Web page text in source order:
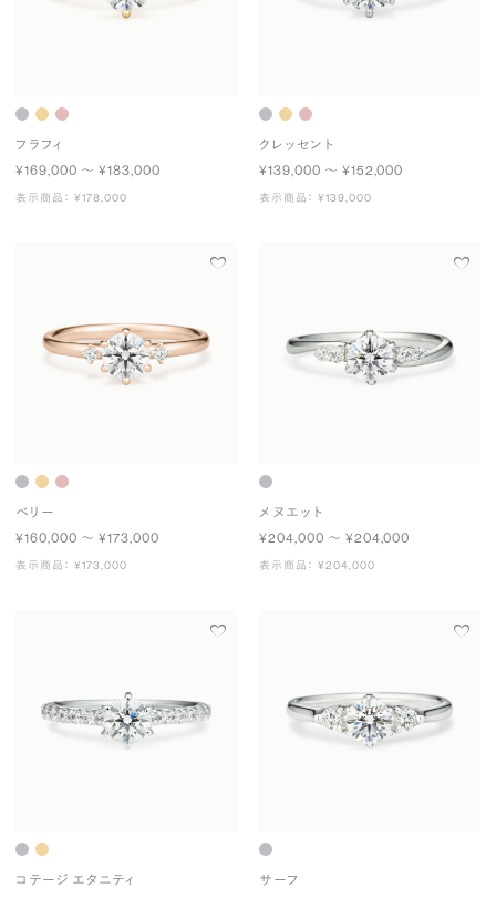
フラフィ
¥169,000 〜 ¥183,000
表示商品： ¥178,000
クレッセント
¥139,000 〜 ¥152,000
表示商品： ¥139,000
ベリー
¥160,000 〜 ¥173,000
表示商品： ¥173,000
メヌエット
¥204,000 〜 ¥204,000
表示商品： ¥204,000
コテージ エタニティ
サーフ